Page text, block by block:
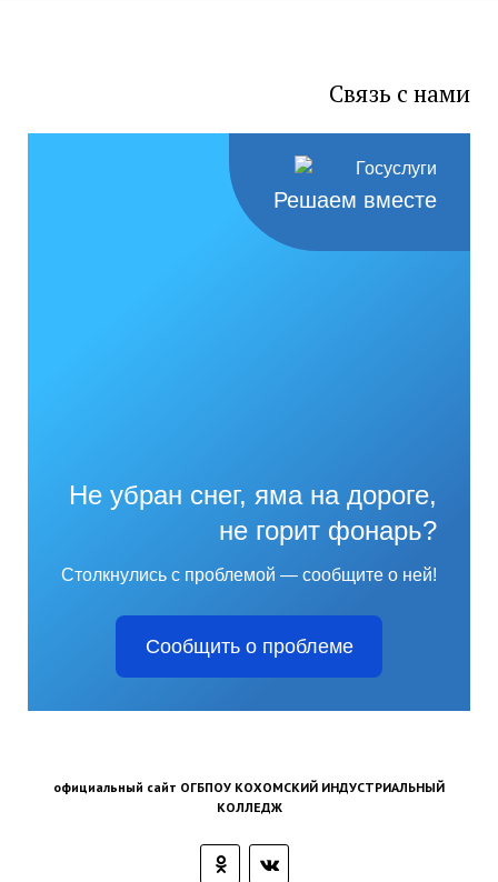
Связь с нами
Решаем вместе
Не убран снег, яма на дороге,
не горит фонарь?
Столкнулись с проблемой — сообщите о ней!
Сообщить о проблеме
официальный сайт ОГБПОУ КОХОМСКИЙ ИНДУСТРИАЛЬНЫЙ
КОЛЛЕДЖ